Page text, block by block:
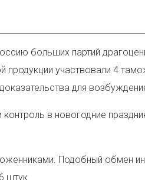
больших партий
участвовали 4
для
в новогодние
Подобный обмен
штук.